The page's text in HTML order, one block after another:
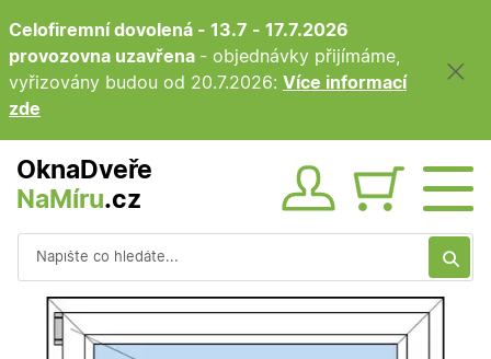
Celofiremní dovolená - 13.7 - 17.7.2026
provozovna uzavřena - objednávky přijímáme,
vyřizovány budou od 20.7.2026: Více informací
zde
OknaDveře
NaMíru.cz Obsah
Vyhledávání